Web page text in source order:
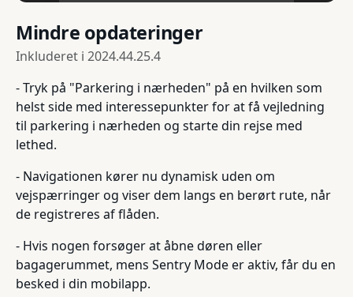
Mindre opdateringer
Inkluderet i 2024.44.25.4
- Tryk på "Parkering i nærheden" på en hvilken som
helst side med interessepunkter for at få vejledning
til parkering i nærheden og starte din rejse med
lethed.
- Navigationen kører nu dynamisk uden om
vejspærringer og viser dem langs en berørt rute, når
de registreres af flåden.
- Hvis nogen forsøger at åbne døren eller
bagagerummet, mens Sentry Mode er aktiv, får du en
besked i din mobilapp.